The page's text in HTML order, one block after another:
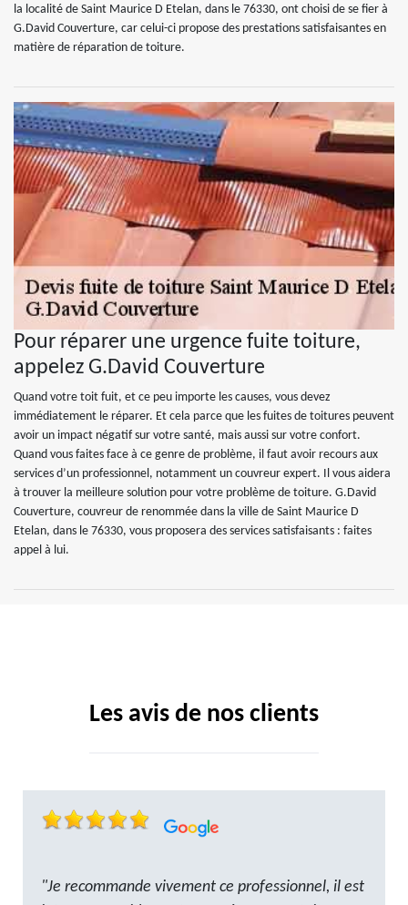
la localité de Saint Maurice D Etelan, dans le 76330, ont choisi de se fier à
G.David Couverture, car celui-ci propose des prestations satisfaisantes en
matière de réparation de toiture.
Pour réparer une urgence fuite toiture,
appelez G.David Couverture
Quand votre toit fuit, et ce peu importe les causes, vous devez
immédiatement le réparer. Et cela parce que les fuites de toitures peuvent
avoir un impact négatif sur votre santé, mais aussi sur votre confort.
Quand vous faites face à ce genre de problème, il faut avoir recours aux
services d’un professionnel, notamment un couvreur expert. Il vous aidera
à trouver la meilleure solution pour votre problème de toiture. G.David
Couverture, couvreur de renommée dans la ville de Saint Maurice D
Etelan, dans le 76330, vous proposera des services satisfaisants : faites
appel à lui.
Les avis de nos clients
"Je recommande vivement ce professionnel, il est